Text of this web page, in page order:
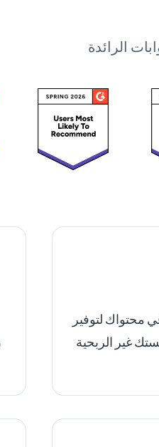
الرائدة
محتواك لتوفير
غير الربحية